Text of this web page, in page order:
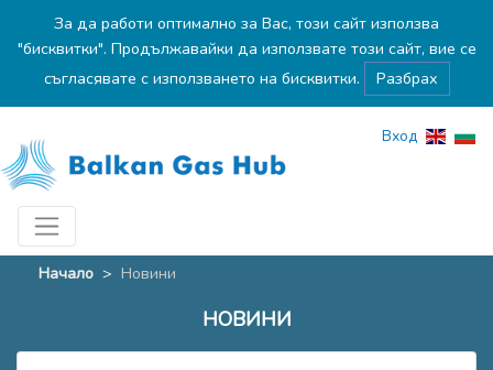
За да работи оптимално за Вас, този сайт използва
"бисквитки". Продължавайки да използвате този сайт, вие се
съгласявате с използването на бисквитки.
Разбрах
Вход
Начало > Новини
НОВИНИ